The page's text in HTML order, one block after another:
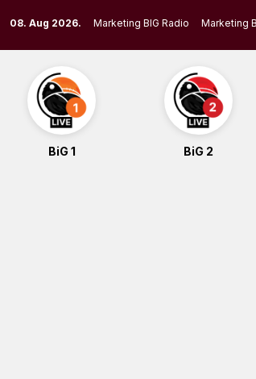
to
content
08. Aug 2026. Marketing BIG Radio Marketing
BiG 1 BiG 2